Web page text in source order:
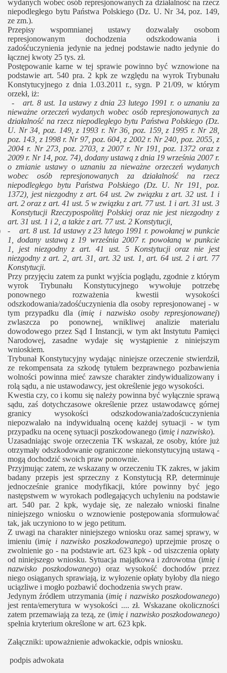
wydanych wobec osób represjonowanych za działalność na rzecz
niepodległego bytu Państwa Polskiego (Dz. U. Nr 34, poz. 149,
ze zm.).
Przepisy wspomnianej ustawy dozwalały osobom
represjonowanym dochodzenia odszkodowania i
zadośćuczynienia jedynie na jednej podstawie nadto jedynie do
łącznej kwoty 25 tys. zł.
Postępowanie karne w tej sprawie powinno być wznowione na
podstawie art. 540 pra. 2 kpk ze względu na wyrok Trybunału
Konstytucyjnego z dnia 1.03.2011 r., sygn. P 21/09, w którym
orzekł, iż:
-art. 8 ust. 1a ustawy z dnia 23 lutego 1991 r. o uznaniu za
nieważne orzeczeń wydanych wobec osób represjonowanych za
działalność na rzecz niepodległego bytu Państwa Polskiego (Dz.
U. Nr 34, poz. 149, z 1993 r. Nr 36, poz. 159, z 1995 r. Nr 28,
poz. 143, z 1998 r. Nr 97, poz. 604, z 2002 r. Nr 240, poz. 2055, z
2004 r. Nr 273, poz. 2703, z 2007 r. Nr 191, poz. 1372 oraz z
2009 r. Nr 14, poz. 74), dodany ustawą z dnia 19 września 2007 r.
o zmianie ustawy o uznaniu za nieważne orzeczeń wydanych
wobec osób represjonowanych za działalność na rzecz
niepodległego bytu Państwa Polskiego (Dz. U. Nr 191, poz.
1372), jest niezgodny z art. 64 ust. 2w związku z art. 32 ust. 1 i
art. 2 oraz z art. 41 ust. 5 w związku z art. 77 ust. 1 i art. 31 ust. 3
Konstytucji Rzeczypospolitej Polskiej oraz nie jest niezgodny z
art. 31 ust. 1 i 2, a także z art. 77 ust. 2 Konstytucji,
-art. 8 ust. 1d ustawy z 23 lutego 1991 r. powołanej w punkcie
1, dodany ustawą z 19 września 2007 r. powołaną w punkcie
1, jest niezgodny z art. 41 ust. 5 Konstytucji oraz nie jest
niezgodny z art. 2, art. 31, art. 32 ust. 1, art. 64 ust. 2 i art. 77
Konstytucji.
Przy przyjęciu zatem za punkt wyjścia poglądu, zgodnie z którym
wyrok Trybunału Konstytucyjnego wywołuje potrzebę
ponownego rozważenia kwestii wysokości
odszkodowania/zadośćuczynienia dla osoby represjonowanej - w
tym przypadku dla (imię i nazwisko osoby represjonowanej)
zwlaszcza po ponownej, wnikliwej analizie materialu
dowodowego przez Sąd I Instancji, w tym akt Instytutu Pamięci
Narodowej, zasadne wydaje się wystąpienie z niniejszym
wnioskiem.
Trybunał Konstytucyjny wydając niniejsze orzeczenie stwierdził,
ze rekompensata za szkodę tytułem bezprawnego pozbawienia
wolności powinna mieć zawsze charakter zindywidualizowany i
rolą sądu, a nie ustawodawcy, jest określenie jego wysokości.
Kwestia czy, co i komu się należy powinna być wyłącznie sprawą
sądu, zaś dotychczasowe określenie przez ustawodawcę górnej
granicy wysokości odszkodowania/zadoścuczynienia
niepozwalało na indywidualną ocenę każdej sytuacji - w tym
przypadku na ocenę sytuacji poszkodowanego (imię i nazwisko).
Uzasadniając swoje orzeczenia TK wskazał, ze osoby, które już
otrzymały odszkodowanie ograniczone niekonstytucyjną ustawą -
mogą dochodzić swoich praw ponownie.
Przyjmując zatem, ze wskazany w orzeczeniu TK zakres, w jakim
badany przepis jest sprzeczny z Konstytucją RP, determinuje
jednocześnie granice modyfikacji, które powinny być jego
następstwem w wyrokach podlegających uchyleniu na podstawie
art. 540 par. 2 kpk, wydaje się, ze nalezało wnioski finalne
niniejszego wniosku o wznowienie postępowania sformułować
tak, jak uczyniono to w jego petitum.
Z uwagi na charakter niniejszego wniosku oraz samej sprawy, w
imieniu (imię i nazwisko poszkodowanego) uprzejmie proszę o
zwolnienie go - na podstawie art. 623 kpk - od uiszczenia opłaty
od niniejszego wniosku. Sytuacja majątkowa i zdrowotna (imię i
nazwisko poszkodowanego) oraz wysokość dochodów przez
niego osiąganych sprawiają, iz wyłozenie opłaty byłoby dla niego
uciązliwe i mogło pozbawić dochodzenia swych praw.
Jedynym źródłem utrzymania (imię i nazwisko poszkodowanego)
jest renta/emerytura w wysokości .... zł. Wskazane okoliczności
zatem przemawiają za tezą, ze (imię i nazwisko poszkodowanego)
spełnia kryterium określone w art. 623 kpk.
Załączniki: upoważnienie adwokackie, odpis wniosku.
podpis adwokata